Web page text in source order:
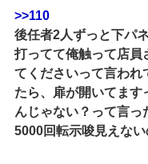
>>110
後任者2人ずっと下パ
打ってて俺触って店員
てくださいって言われ
たら、扉が開いてます
んじゃない？って言っ
5000回転示唆見えな